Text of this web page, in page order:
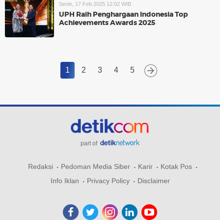
Senin, 17 Feb 2025 12:02 WIB
UPH Raih Penghargaan Indonesia Top
Achievements Awards 2025
1 2 3 4 5
part of
Redaksi Pedoman Media Siber Karir
Kotak Pos
Info Iklan
Privacy Policy Disclaimer